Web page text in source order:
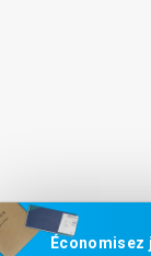
Économisez